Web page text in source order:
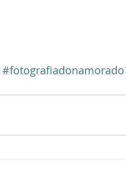
#fotografiadonamorado